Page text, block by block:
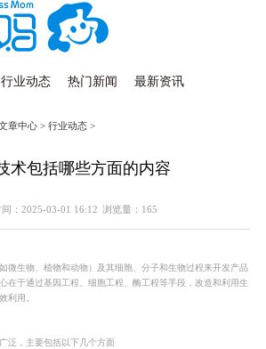
行业动态 热门新闻 最新资讯
章中心 >行业动态 >
术包括哪些方面的内容
间：2025-03-01 16:12 浏览量：165
微生物、植物和动物）及其细胞、分子和生物过程来开发产品
在于通过基因工程、细胞工程、酶工程等手段，改造和利用生
利用。
泛，主要包括以下几个方面